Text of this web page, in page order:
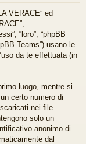
VERACE” ed
“loro”, “phpBB
Teams”) usano le
da te effettuata (in
luogo, mentre si
certo numero di
nei file
solo un
anonimo di
dal